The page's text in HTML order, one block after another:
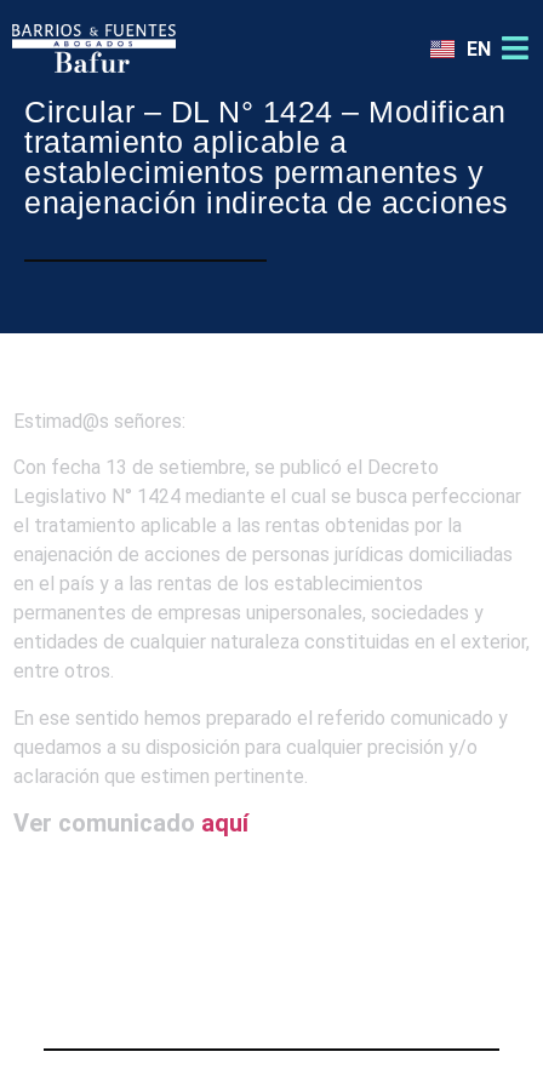
EN
Circular – DL N° 1424 – Modifican
tratamiento aplicable a
establecimientos permanentes y
enajenación indirecta de acciones
Estimad@s señores:
Con fecha 13 de setiembre, se publicó el Decreto
Legislativo N° 1424 mediante el cual se busca perfeccionar
el tratamiento aplicable a las rentas obtenidas por la
enajenación de acciones de personas jurídicas domiciliadas
en el país y a las rentas de los establecimientos
permanentes de empresas unipersonales, sociedades y
entidades de cualquier naturaleza constituidas en el exterior,
entre otros.
En ese sentido hemos preparado el referido comunicado y
quedamos a su disposición para cualquier precisión y/o
aclaración que estimen pertinente.
Ver comunicado aquí